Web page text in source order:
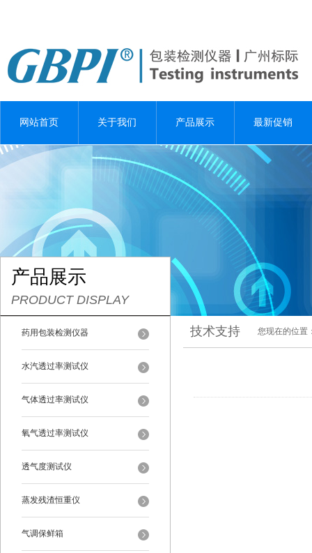
网站首页 关于我们 产品展示 最新促销
产品展示
PRODUCT DISPLAY
药用包装检测仪器
水汽透过率测试仪
气体透过率测试仪
氧气透过率测试仪
透气度测试仪
蒸发残渣恒重仪
气调保鲜箱
技术支持 您现在的位置